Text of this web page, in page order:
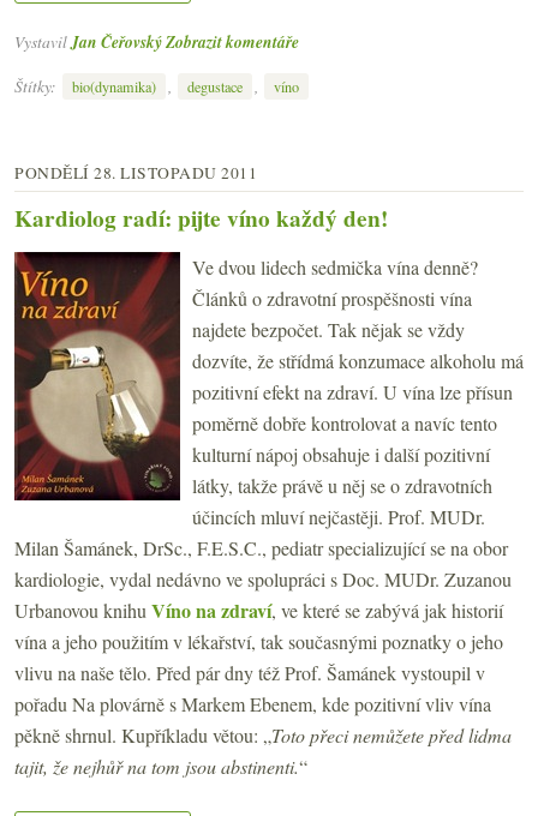
VystavilJan ČeřovskýZobrazit komentáře
Štítky:
bio(dynamika) , degustace , víno
PONDĚLÍ 28. LISTOPADU 2011
Kardiolog radí: pijte víno každý den!
Ve dvou lidech sedmička vína denně?
Článků o zdravotní prospěšnosti vína
najdete bezpočet. Tak nějak se vždy
dozvíte, že střídmá konzumace alkoholu má
pozitivní efekt na zdraví. U vína lze přísun
poměrně dobře kontrolovat a navíc tento
kulturní nápoj obsahuje i další pozitivní
látky, takže právě u něj se o zdravotních
účincích mluví nejčastěji. Prof. MUDr.
Milan Šamánek, DrSc., F.E.S.C., pediatr specializující se na obor
kardiologie, vydal nedávno ve spolupráci s Doc. MUDr. Zuzanou
Urbanovou knihu Víno na zdraví, ve které se zabývá jak historií
vína a jeho použitím v lékařství, tak současnými poznatky o jeho
vlivu na naše tělo. Před pár dny též Prof. Šamánek vystoupil v
pořadu Na plovárně s Markem Ebenem, kde pozitivní vliv vína
pěkně shrnul. Kupříkladu větou: „Toto přeci nemůžete před lidma
tajit, že nejhůř na tom jsou abstinenti.“